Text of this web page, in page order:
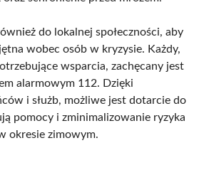
do lokalnej społeczności, aby
wobec osób w kryzysie. Każdy,
wsparcia, zachęcany jest
alarmowym 112. Dzięki
i służb, możliwe jest dotarcie do
pomocy i zminimalizowanie ryzyka
okresie zimowym.